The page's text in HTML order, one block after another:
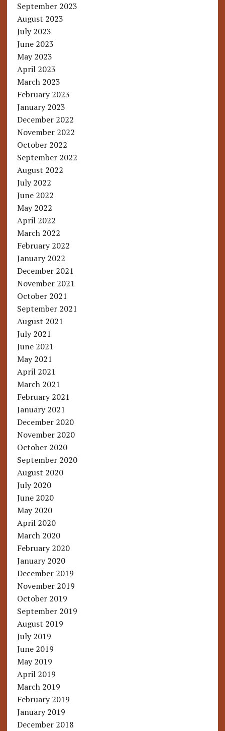
September 2023
August 2023
July 2023
June 2023
May 2023
April 2023
March 2023
February 2023
January 2023
December 2022
November 2022
October 2022
September 2022
August 2022
July 2022
June 2022
May 2022
April 2022
March 2022
February 2022
January 2022
December 2021
November 2021
October 2021
September 2021
August 2021
July 2021
June 2021
May 2021
April 2021
March 2021
February 2021
January 2021
December 2020
November 2020
October 2020
September 2020
August 2020
July 2020
June 2020
May 2020
April 2020
March 2020
February 2020
January 2020
December 2019
November 2019
October 2019
September 2019
August 2019
July 2019
June 2019
May 2019
April 2019
March 2019
February 2019
January 2019
December 2018